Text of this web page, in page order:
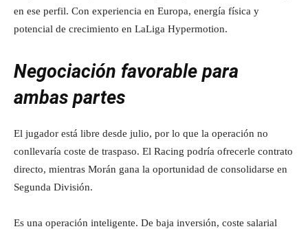
en ese perfil. Con experiencia en Europa, energía física y
potencial de crecimiento en LaLiga Hypermotion.
Negociación favorable para
ambas partes
El jugador está libre desde julio, por lo que la operación no
conllevaría coste de traspaso. El Racing podría ofrecerle contrato
directo, mientras Morán gana la oportunidad de consolidarse en
Segunda División.
Es una operación inteligente. De baja inversión, coste salarial